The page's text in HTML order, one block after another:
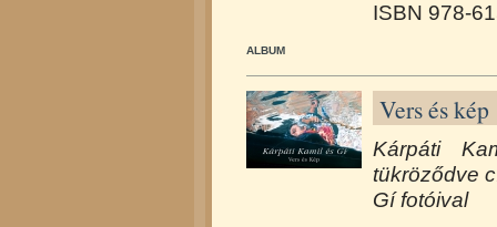
ISBN 978-
ALBUM
Vers és kép
Kárpáti
tükröződve
Gí fotóival